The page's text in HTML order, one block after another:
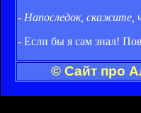
- Напоследок, скажите,
- Если бы я сам знал!
© Сайт про